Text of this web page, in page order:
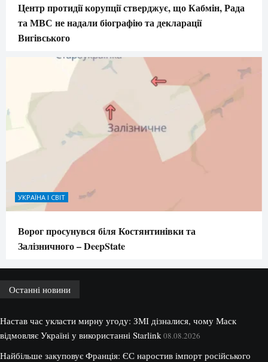
Центр протидії корупції стверджує, що Кабмін, Рада
та МВС не надали біографію та декларації
Вигівського
УКРАЇНА І СВІТ
Ворог просунувся біля Костянтинівки та
Залізничного – DeepState
Останні новини
Настав час укласти мирну угоду: ЗМІ дізналися, чому Маск
відмовляє Україні у використанні Starlink 08.08.2026
Найбільше закуповує Франція: ЄС наростив імпорт російського